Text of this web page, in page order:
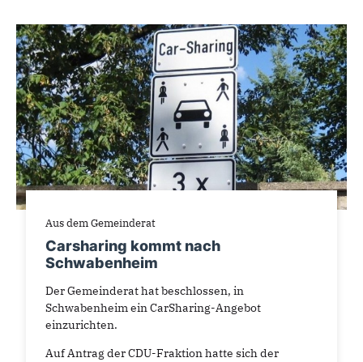
Aus dem Gemeinderat
Carsharing kommt nach
Schwabenheim
Der Gemeinderat hat beschlossen, in
Schwabenheim ein CarSharing-Angebot
einzurichten.
Auf Antrag der CDU-Fraktion hatte sich der